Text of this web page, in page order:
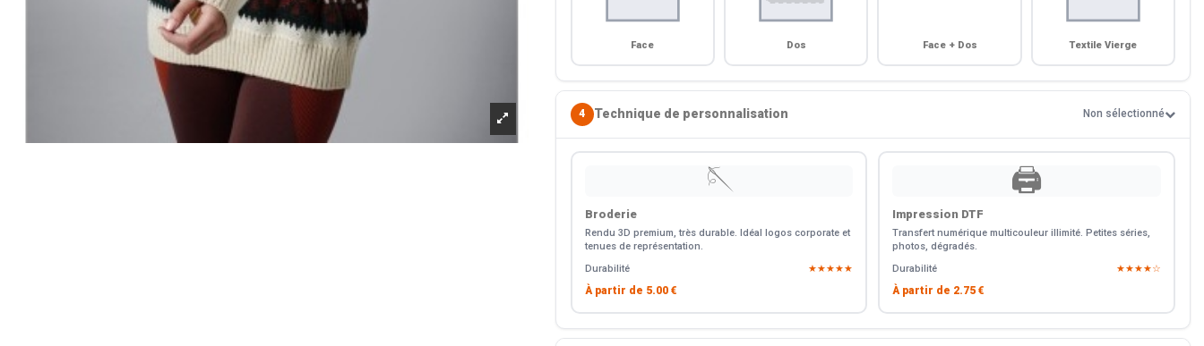
Face Dos Face + Dos Textile Vierge
4 Technique de personnalisation Non sélectionné
🪡
Broderie
Rendu 3D premium, très durable. Idéal logos corporate et
tenues de représentation.
Durabilité
★★★★★
À partir de 5.00 €
🖨️
Impression DTF
Transfert numérique multicouleur illimité. Petites séries,
photos, dégradés.
Durabilité
★★★★☆
À partir de 2.75 €